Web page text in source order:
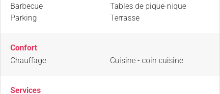
Barbecue
Parking
Tables de pique-nique
Terrasse
Confort
Chauffage
Cuisine - coin cuisine
Services